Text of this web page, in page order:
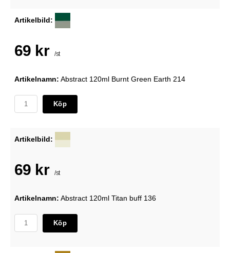
Artikelbild:
69 kr /st
Artikelnamn: Abstract 120ml Burnt Green Earth 214
Köp
Artikelbild:
69 kr /st
Artikelnamn: Abstract 120ml Titan buff 136
Köp